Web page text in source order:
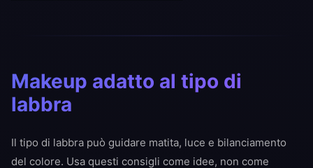
Makeup adatto al tipo di
labbra
Il tipo di labbra può guidare matita, luce e bilanciamento
del colore. Usa questi consigli come idee, non come